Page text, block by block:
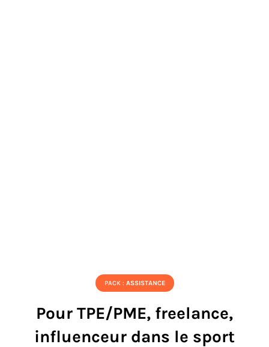
PACK : ASSISTANCE
Pour TPE/PME, freelance,
influenceur dans le sport